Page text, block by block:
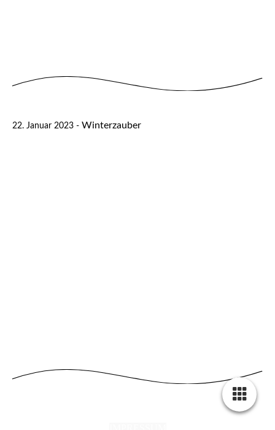
22. Januar 2023 - Winterzauber